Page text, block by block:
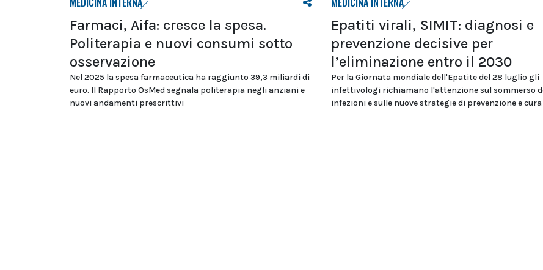
Farmaci, Aifa: cresce la spesa.
Politerapia e nuovi consumi sotto
osservazione
Nel 2025 la spesa farmaceutica ha raggiunto 39,3 miliardi di
euro. Il Rapporto OsMed segnala politerapia negli anziani e
nuovi andamenti prescrittivi
Epatiti virali, SIMIT: diagnosi e
prevenzione decisive per
l’eliminazione entro il 2030
Per la Giornata mondiale dell'Epatite del 28 luglio gli
infettivologi richiamano l'attenzione sul sommerso
infezioni e sulle nuove strategie di prevenzione e cura